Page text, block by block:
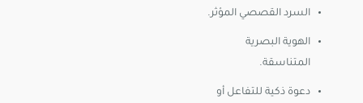
السرد القصصي المؤثر.
الهوية البصرية
المتناسقة.
دعوة ذكية للتفاعل أو